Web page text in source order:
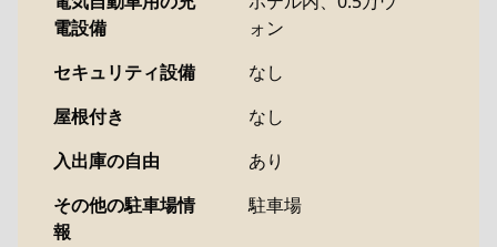
電設備
ォン
セキュリティ設備
なし
屋根付き
なし
入出庫の自由
あり
その他の駐車場情
報
駐車場